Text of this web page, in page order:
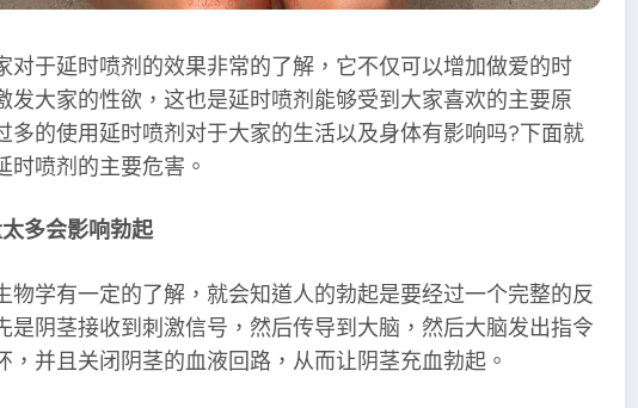
于延时喷剂的效果非常的了解，它不仅可以增加做爱的时
发大家的性欲，这也是延时喷剂能够受到大家喜欢的主要原
多的使用延时喷剂对于大家的生活以及身体有影响吗?下面就
时喷剂的主要危害。
多会影响勃起
学有一定的了解，就会知道人的勃起是要经过一个完整的反
是阴茎接收到刺激信号，然后传导到大脑，然后大脑发出指令
，并且关闭阴茎的血液回路，从而让阴茎充血勃起。